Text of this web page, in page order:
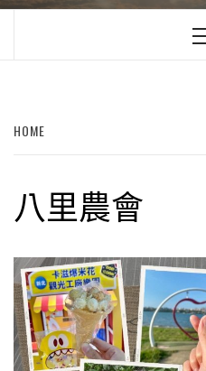
HOME
八里農會